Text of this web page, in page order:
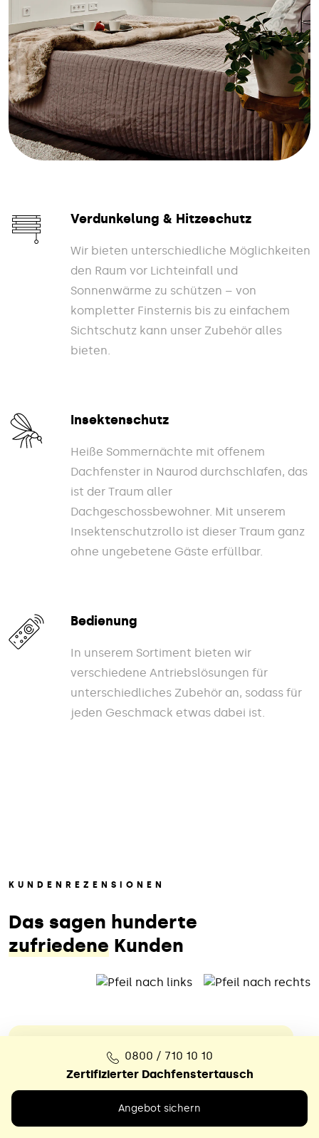
Verdunkelung & Hitzeschutz
Wir bieten unterschiedliche Möglichkeiten
den Raum vor Lichteinfall und
Sonnenwärme zu schützen – von
kompletter Finsternis bis zu einfachem
Sichtschutz kann unser Zubehör alles
bieten.
Insektenschutz
Heiße Sommernächte mit offenem
Dachfenster in Naurod durchschlafen, das
ist der Traum aller
Dachgeschossbewohner. Mit unserem
Insektenschutzrollo ist dieser Traum ganz
ohne ungebetene Gäste erfüllbar.
Bedienung
In unserem Sortiment bieten wir
verschiedene Antriebslösungen für
unterschiedliches Zubehör an, sodass für
jeden Geschmack etwas dabei ist.
KUNDENREZENSIONEN
Das sagen hunderte
zufriedene Kunden
Das war ein echter Glücksfall
Nach dem völlig überzogenen
Kostenvoranschlag eines örtlichen
0800 / 710 10 10
Zertifizierter Dachfenstertausch
Angebot sichern